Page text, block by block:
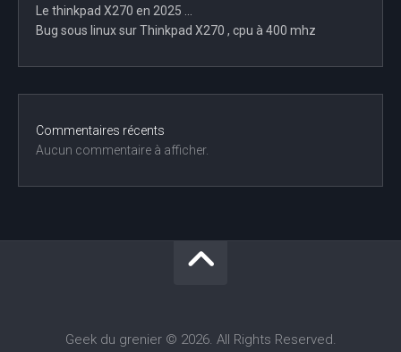
Le thinkpad X270 en 2025 …
Bug sous linux sur Thinkpad X270 , cpu à 400 mhz
Commentaires récents
Aucun commentaire à afficher.
Geek du grenier © 2026. All Rights Reserved.